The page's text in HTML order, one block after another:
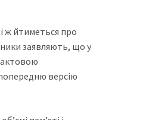
ж йтиметься про
заявляють, що у
версію